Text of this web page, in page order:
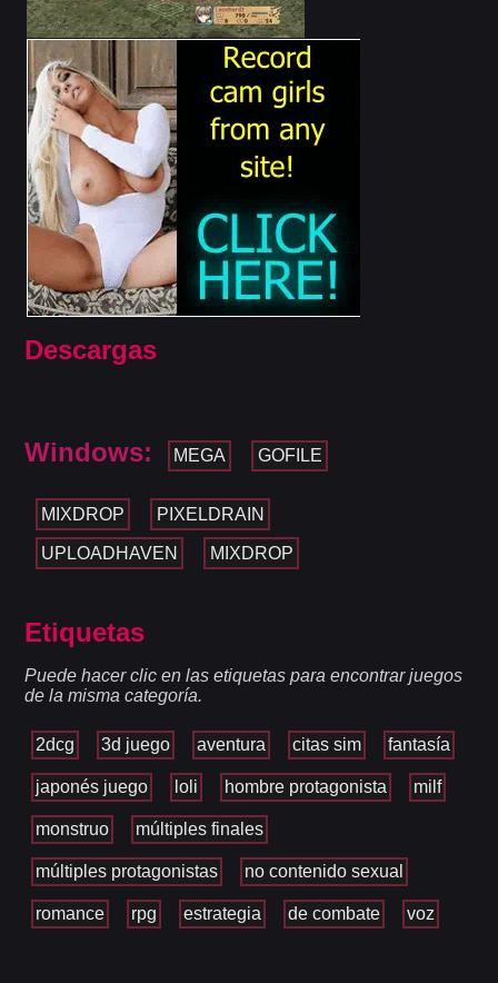
Descargas
Windows: MEGA GOFILE
MIXDROP PIXELDRAIN
UPLOADHAVEN MIXDROP
Etiquetas
Puede hacer clic en las etiquetas para encontrar juegos
de la misma categoría.
2dcg 3d juego aventura citas sim fantasía
japonés juego loli hombre protagonista milf
monstruo múltiples finales
múltiples protagonistas no contenido sexual
romance rpg estrategia de combate voz